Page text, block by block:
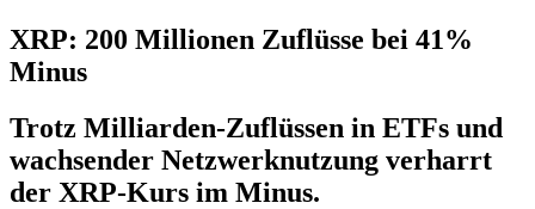
XRP: 200 Millionen Zuflüsse bei 41%
Minus
Trotz Milliarden-Zuflüssen in ETFs und
wachsender Netzwerknutzung verharrt
der XRP-Kurs im Minus.